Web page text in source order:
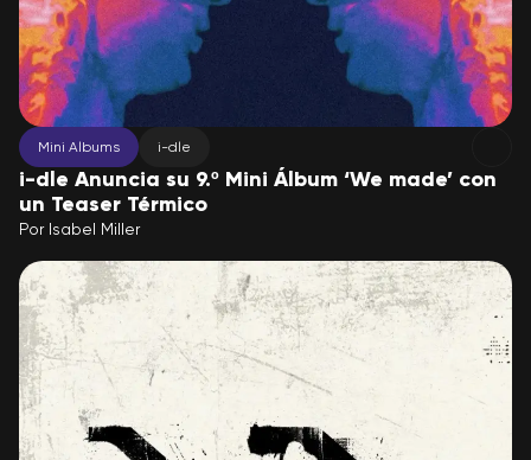
Mini Albums i-dle
i-dle Anuncia su 9.º Mini Álbum ‘We made’ con
un Teaser Térmico
Por Isabel Miller